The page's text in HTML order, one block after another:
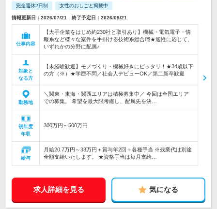
完全週休2日制 女性のおしごと掲載中
情報更新日：2026/07/21 終了予定日：2026/09/21
仕事内容
【大手企業をはじめ約230社と取引あり】機械・電気電子・情
報系など様々な案件を手掛ける技術系総合職★適性に応じて、
いずれかの分野に配属♪
対象と
なる方
【未経験歓迎】モノづくり・機械好きにピッタリ！★34歳以下
の方（※）★学歴不問／社会人デビューOK／第二新卒歓迎
勤務地
＼関東・東海・関西エリアは積極募集中／ 今回は全国エリア
での募集。 希望を最大限考慮し、配属先を決…
初年度
年収
300万円～500万円
給与
月給20.7万円～33万円＋賞与年2回＋各種手当 ※残業代は別途
全額支給いたします。 ★資格手当は毎月支給…
求人詳細を見る 気になる